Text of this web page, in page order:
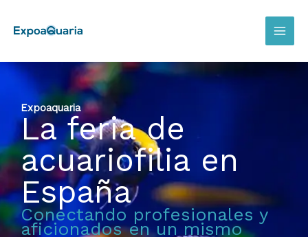
contenido
Expoaquaria
La feria de
acuariofilia en
España
Conectando profesionales y
aficionados en un mismo